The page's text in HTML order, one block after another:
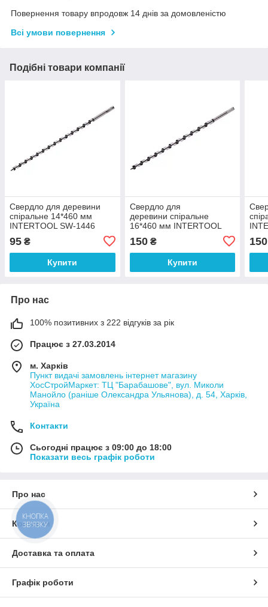
Повернення товару впродовж 14 днів за домовленістю
Всі умови повернення
Подібні товари компанії
Свердло для деревини
спіральне 14*460 мм
INTERTOOL SW-1446
95 ₴
Купити
Свердло для
деревини спіральне
16*460 мм INTERTOOL
150₴
Купити
150
Про нас
100% позитивних з 222 відгуків за рік
Працює з 27.03.2014
м. Харків
Пункт видачі замовлень інтернет магазину
ХосСтройМаркет: ТЦ "Барабашове", вул. Миколи
Манойло (раніше Олександра Ульянова), д. 54, Харків,
Україна
Контакти
Сьогодні працює з 09:00 до 18:00
Показати весь графік роботи
Про нас
Контакти
Доставка та оплата
Графік роботи
КНОПКА
ЗВ'ЯЗКУ